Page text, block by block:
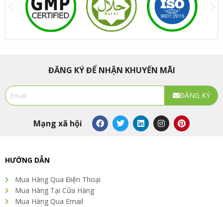
ĐĂNG KÝ ĐỂ NHẬN KHUYẾN MÃI
Email
ĐĂNG KÝ
Mạng xã hội F
a
c
k
T
w
i
L
i
n
I
n
s
P
i
n
HƯỚNG DẪN
Mua Hàng Qua Điện Thoại
Mua Hàng Tại Cửa Hàng
Mua Hàng Qua Email